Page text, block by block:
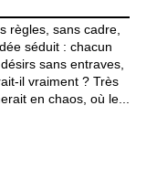
règles, sans cadre,
séduit : chacun
sans entraves,
il vraiment ? Très
en chaos, où le...